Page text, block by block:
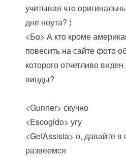
учитывая что
дне ноута? )
<Бо> А кто кроме
повесить на сайте фото
которого отчетливо
винды?
<Gunner> скучно
<Escogido> угу
<GetAssista> о, давайте в
развеемся